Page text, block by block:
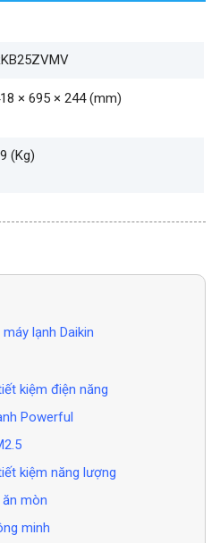
× 695 × 244 (mm)
(Kg)
máy lạnh Daikin
kiệm điện năng
Powerful
kiệm năng lượng
mòn
minh